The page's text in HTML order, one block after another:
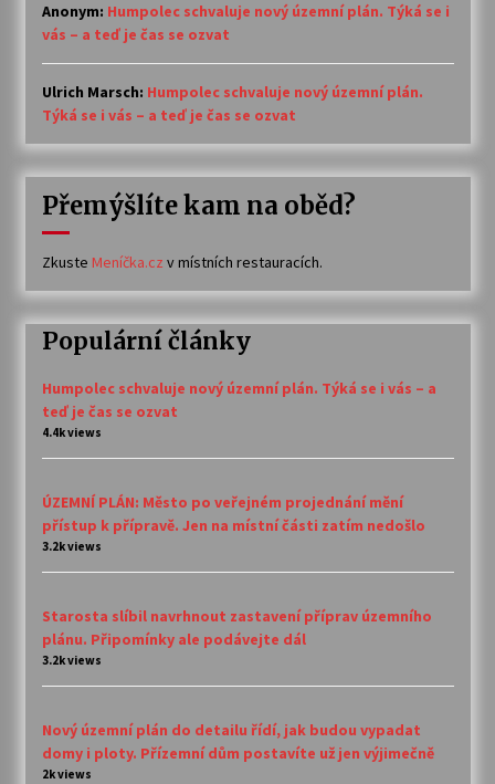
Anonym: Humpolec schvaluje nový územní plán. Týká se i
vás – a teď je čas se ozvat
Ulrich Marsch: Humpolec schvaluje nový územní plán.
Týká se i vás – a teď je čas se ozvat
Přemýšlíte kam na oběd?
Zkuste Meníčka.cz v místních restauracích.
Populární články
Humpolec schvaluje nový územní plán. Týká se i vás – a
teď je čas se ozvat
4.4k views
ÚZEMNÍ PLÁN: Město po veřejném projednání mění
přístup k přípravě. Jen na místní části zatím nedošlo
3.2k views
Starosta slíbil navrhnout zastavení příprav územního
plánu. Připomínky ale podávejte dál
3.2k views
Nový územní plán do detailu řídí, jak budou vypadat
domy i ploty. Přízemní dům postavíte už jen výjimečně
2k views